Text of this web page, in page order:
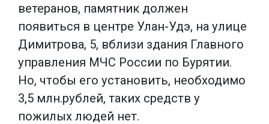
ветеранов, памятник должен
появиться в центре Улан-Удэ, на улице
Димитрова, 5, вблизи здания Главного
управления МЧС России по Бурятии.
Но, чтобы его установить, необходимо
3,5 млн.рублей, таких средств у
пожилых людей нет.